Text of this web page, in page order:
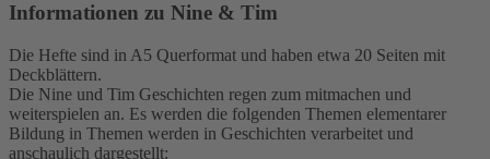
Informationen zu Nine & Tim
Die Hefte sind in A5 Querformat und haben etwa 20 Seiten mit
Deckblättern.
Die Nine und Tim Geschichten regen zum mitmachen und
weiterspielen an. Es werden die folgenden Themen elementarer
Bildung in Themen werden in Geschichten verarbeitet und
anschaulich dargestellt: